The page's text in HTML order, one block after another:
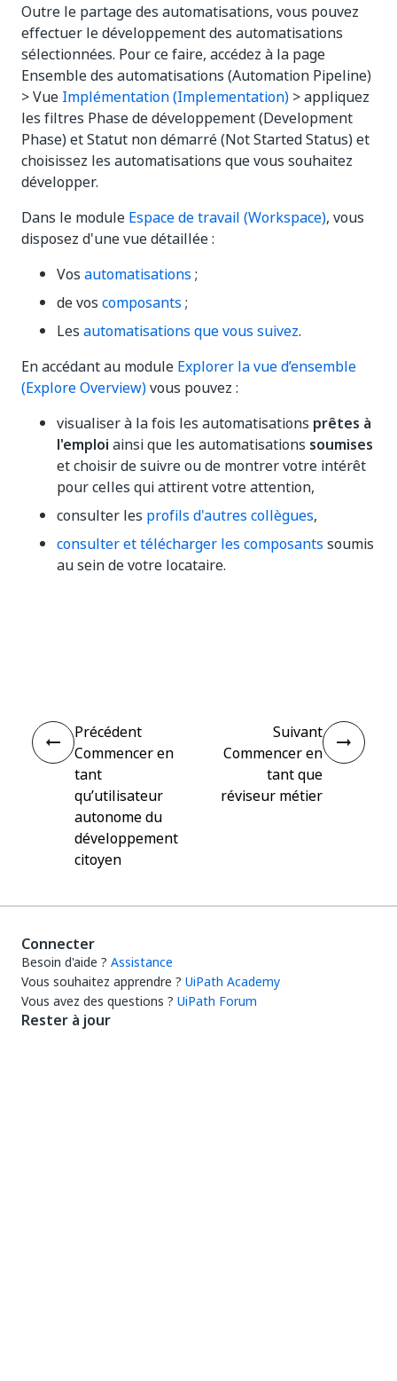
Outre le partage des automatisations, vous pouvez
effectuer le développement des automatisations
sélectionnées. Pour ce faire, accédez à la page
Ensemble des automatisations (Automation Pipeline)
> Vue Implémentation (Implementation) > appliquez
les filtres Phase de développement (Development
Phase) et Statut non démarré (Not Started Status) et
choisissez les automatisations que vous souhaitez
développer.
Dans le module Espace de travail (Workspace), vous
disposez d'une vue détaillée :
Vos automatisations ;
de vos composants ;
Les automatisations que vous suivez.
En accédant au module Explorer la vue d’ensemble
(Explore Overview)vous pouvez :
visualiser à la fois les automatisations prêtes à
l'emploi ainsi que les automatisations soumises
et choisir de suivre ou de montrer votre intérêt
pour celles qui attirent votre attention,
consulter les profils d'autres collègues,
consulter et télécharger les composants soumis
au sein de votre locataire.
Précédent
Commencer en
tant
qu’utilisateur
autonome du
développement
citoyen
Suivant
Commencer en
tant que
réviseur métier
Connecter
Besoin d'aide ? Assistance
Vous souhaitez apprendre ? UiPath Academy
Vous avez des questions ? UiPath Forum
Rester à jour